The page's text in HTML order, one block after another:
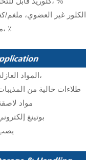
الكلور غير العضوي، ملغم/
ماء، ٪
المواد العازلة،
طلاءات خالية من
مواد
بوتينغ